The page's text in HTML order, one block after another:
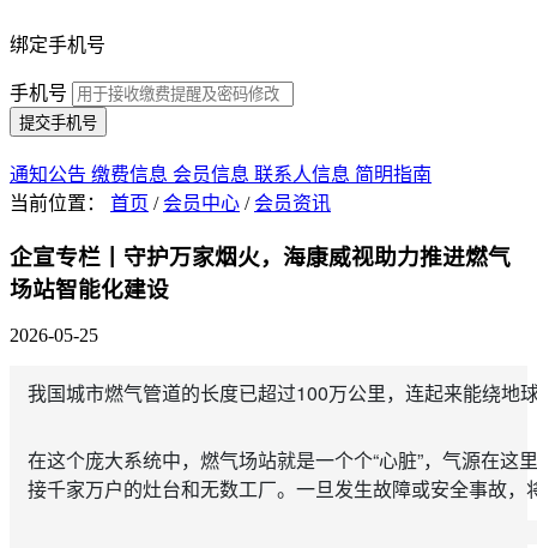
绑定手机号
手机号
提交手机号
通知公告 缴费信息 会员信息 联系人信息 简明指南
当前位置： 首页 / 会员中心 / 会员资讯
企宣专栏丨守护万家烟火，海康威视助力推进燃气
场站智能化建设
2026-05-25
我国城市燃气管道的长度已超过100万公里，连起来能绕地
在这个庞大系统中，燃气场站就是一个个“心脏”，气源在
接千家万户的灶台和无数工厂。一旦发生故障或安全事故，